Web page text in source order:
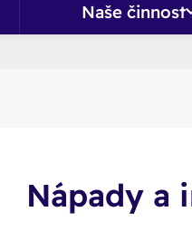
Naše činnost
Nápady a